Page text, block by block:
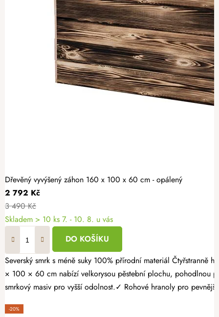
Dřevěný vyvýšený záhon 160 x 100 x 60 cm - opálený
2 792 Kč
3 490 Kč
Skladem > 10 ks 7. - 10. 8. u vás
DO KOŠÍKU
Severský smrk s méně suky 100% přírodní materiál Čtyřstranně hoblovaný masiv Proměňte svou zahradu v místo plné čerstvé zeleniny, voňavých bylinek a sladkých jahod. Opálený dřevěný vyvýšený záhon 160
× 100 × 60 cm nabízí velkorysou pěstební plochu, pohodlnou
smrkový masiv pro vyšší odolnost.✓ Rohové hranoly pro
-20%